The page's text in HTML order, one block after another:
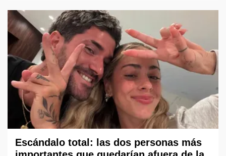
Escándalo total: las dos personas más